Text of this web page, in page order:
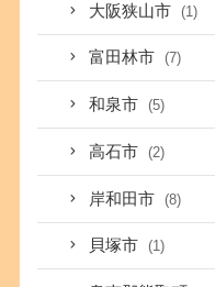
大阪狭山市 (1)
富田林市 (7)
和泉市 (5)
高石市 (2)
岸和田市 (8)
貝塚市 (1)